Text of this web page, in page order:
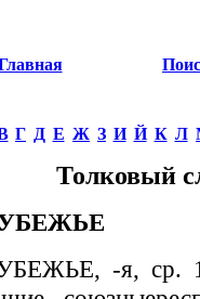
Г Д Е Ж З И Й К Л
Толковый
-я, ср.